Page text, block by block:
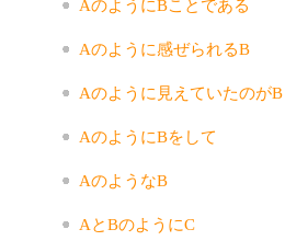
AのようにBことである
Aのように感ぜられるB
Aのように見えていたのがB
AのようにBをして
AのようなB
AとBのようにC